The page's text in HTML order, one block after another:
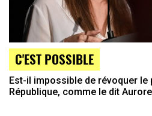
C'EST POSSIBLE
Est-il impossible de révoquer le
République, comme le dit